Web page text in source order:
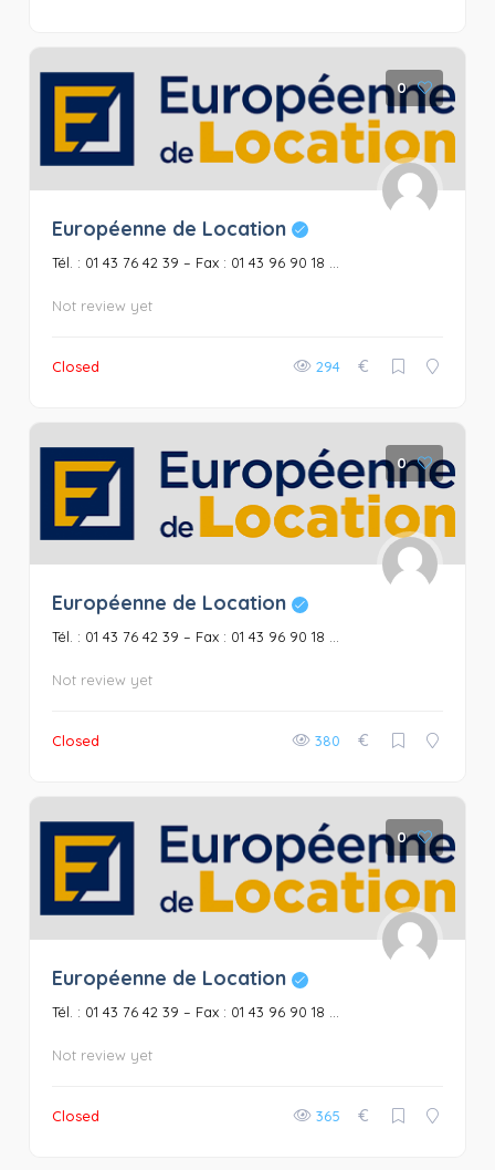
0
Européenne de Location
Tél. : 01 43 76 42 39 – Fax : 01 43 96 90 18 ...
Not review yet
Closed 294 €
0
Européenne de Location
Tél. : 01 43 76 42 39 – Fax : 01 43 96 90 18 ...
Not review yet
Closed 380 €
0
Européenne de Location
Tél. : 01 43 76 42 39 – Fax : 01 43 96 90 18 ...
Not review yet
Closed 365 €